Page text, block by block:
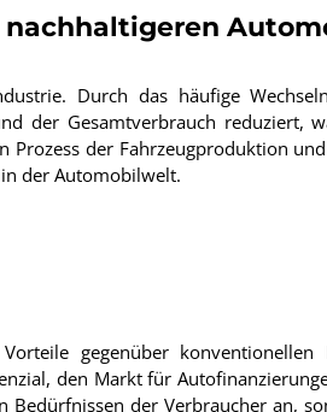
Durch das häufige
der Gesamtverbrauch reduziert,
der Fahrzeugproduktion
der Automobilwelt.
gegenüber konventionellen
den Markt für
der Verbraucher an,